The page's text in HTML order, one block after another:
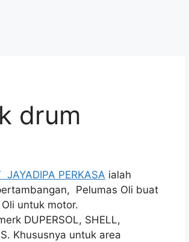
drum
JAYADIPA PERKASA ialah
Pelumas Oli buat
untuk motor.
DUPERSOL, SHELL,
Khususnya untuk area